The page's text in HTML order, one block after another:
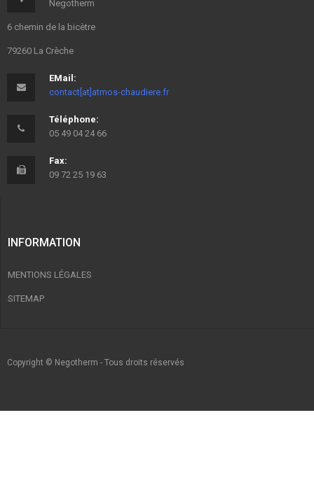
Negotherm
6 chemin de la bicètre
79260 La Crèche
EMail:
contact[at]atmos-chaudiere.fr
Téléphone:
05 49 04 24 66
Fax:
09 72 25 19 63
INFORMATION
MENTIONS LÉGALES
SITEMAP
Copyright © Negotherm - Tous droits réservés